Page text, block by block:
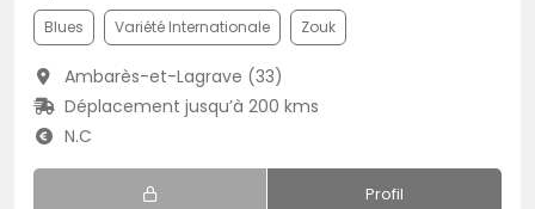
Blues Variété Internationale Zouk
Ambarès-et-Lagrave (33)
Déplacement jusqu’à 200 kms
N.C
Profil